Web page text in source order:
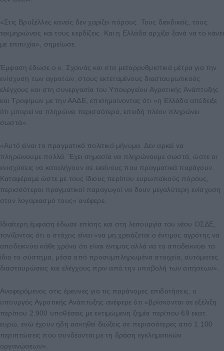
«Στις Βρυξέλλες κανείς δεν χαρίζει πόρους. Τους διεκδικείς, τους
τεκμηριώνεις και τους κερδίζεις. Και η Ελλάδα αρχίζει ξανά να το κάνει
με επιτυχία», σημείωσε.
Έμφαση έδωσε ο κ. Σχοινάς και στα μεταρρυθμιστικά μέτρα για την
ενίσχυση των αγροτών, στους εκτεταμένους διασταυρωτικούς
ελέγχους και στη συνεργασία του Υπουργείου Αγροτικής Ανάπτυξης
και Τροφίμων με την ΑΑΔΕ, επισημαίνοντας ότι «η Ελλάδα απέδειξε
ότι μπορεί να πληρώνει περισσότερα, επειδή πλέον πληρώνει
σωστά».
«Αυτό είναι το πραγματικό πολιτικό μήνυμα. Δεν αρκεί να
πληρώνουμε πολλά. Έχει σημασία να πληρώνουμε σωστά, ώστε οι
ενισχύσεις να καταλήγουν σε εκείνους που πραγματικά παράγουν.
Καταφέραμε ώστε με τους ίδιους περίπου ευρωπαϊκούς πόρους,
περισσότεροι πραγματικοί παραγωγοί να δουν μεγαλύτερη ενίσχυση
στον λογαριασμό τους» ανέφερε.
Ιδιαίτερη έμφαση έδωσε επίσης και στη λειτουργία του νέου ΟΣΔΕ,
τονίζοντας ότι ο στόχος είναι «να μη χρειάζεται ο έντιμος αγρότης να
αποδεικνύει κάθε χρόνο ότι είναι έντιμος αλλά να το αποδεικνύει το
ίδιο το σύστημα, μέσα από προσυμπληρωμένα στοιχεία, αυτόματες
διασταυρώσεις και ελέγχους πριν από την υποβολή των αιτήσεων».
Αναφερόμενος στις έρευνες για τις παράνομες επιδοτήσεις, ο
υπουργός Αγροτικής Ανάπτυξης ανέφερε ότι «βρίσκονται σε εξέλιξη
περίπου 2.900 υποθέσεις με εκτιμώμενη ζημία περίπου 69 εκατ.
ευρώ, ενώ έχουν ήδη ασκηθεί διώξεις σε περισσότερες από 1.100
περιπτώσεις που συνδέονται με τη δράση εγκληματικών
οργανώσεων».